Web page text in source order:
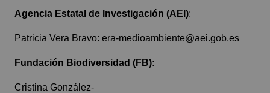
Agencia Estatal de Investigación (AEI):
Patricia Vera Bravo: era-medioambiente@aei.gob.es
Fundación Biodiversidad (FB):
Cristina González-